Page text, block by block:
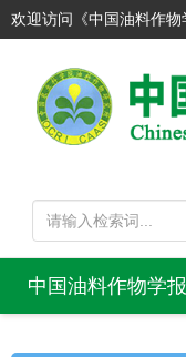
欢迎访问《中国油料作物
中国油料作物学报